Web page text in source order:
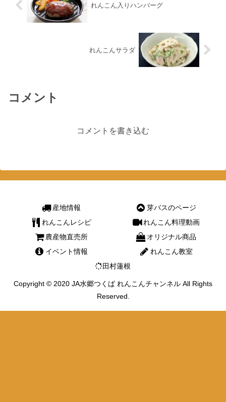
れんこん入りハンバーグ
れんこんサラダ
コメント
コメントを書き込む
産地情報
芽バスのページ
れんこんレシピ
れんこん料理動画
農産物直売所
オリジナル商品
イベント情報
れんこん教室
田村蓮根
Copyright © 2020 JA水郷つくば れんこんチャンネル All Rights
Reserved.